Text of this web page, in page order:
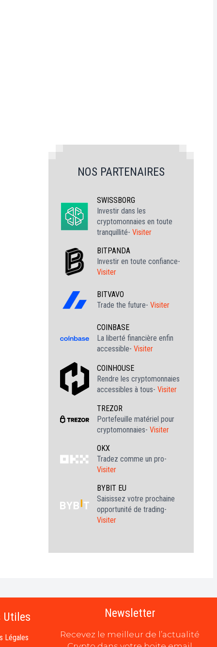
NOS PARTENAIRES
SWISSBORG
Investir dans les
cryptomonnaies en toute
tranquillité- Visiter
BITPANDA
Investir en toute confiance-
Visiter
BITVAVO
Trade the future- Visiter
COINBASE
La liberté financière enfin
accessible- Visiter
COINHOUSE
Rendre les cryptomonnaies
accessibles à tous- Visiter
TREZOR
Portefeuille matériel pour
cryptomonnaies- Visiter
OKX
Tradez comme un pro-
Visiter
BYBIT EU
Saisissez votre prochaine
opportunité de trading-
Visiter
Utiles
Légales
Newsletter
Recevez le meilleur de l’actualité